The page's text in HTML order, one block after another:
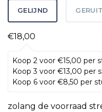
GELIJND GERUIT
€18,00
Koop 2 voor €15,00 per
Koop 3 voor €13,00 per
Koop 6 voor €8,50 per
zolang de voorraad